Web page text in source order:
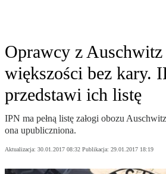
Oprawcy z
większości bez kary.
przedstawi ich listę
IPN ma pełną listę załogi obozu
ona upubliczniona.
Aktualizacja: 30.01.2017 08:32 Publikacja: 29.01.2017 18:19